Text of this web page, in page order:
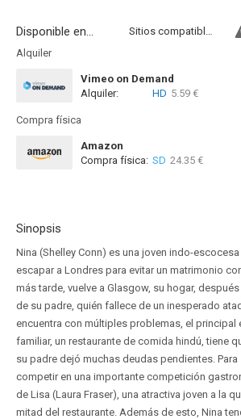
Disponible en...
Sitios compatibles
Alquiler
Vimeo on Demand
Alquiler:
HD 5.59 €
Compra física
Amazon
Compra física: SD 24.35 €
Sinopsis
Nina (Shelley Conn) es una joven indo-
escapar a Londres para evitar un matrimonio
más tarde, vuelve a Glasgow, su hogar,
de su padre, quién fallece de un inesperado
encuentra con múltiples problemas, el principal
familiar, un restaurante de comida hindú, tiene
su padre dejó muchas deudas pendientes.
competir en una importante competición
de Lisa (Laura Fraser), una atractiva joven a la
mitad del restaurante. Además de esto, Nina